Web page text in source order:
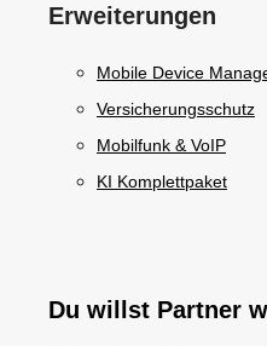
Erweiterungen
Mobile Device
Versicherungsschutz
Mobilfunk & VoIP
KI Komplettpaket
Du willst Partner